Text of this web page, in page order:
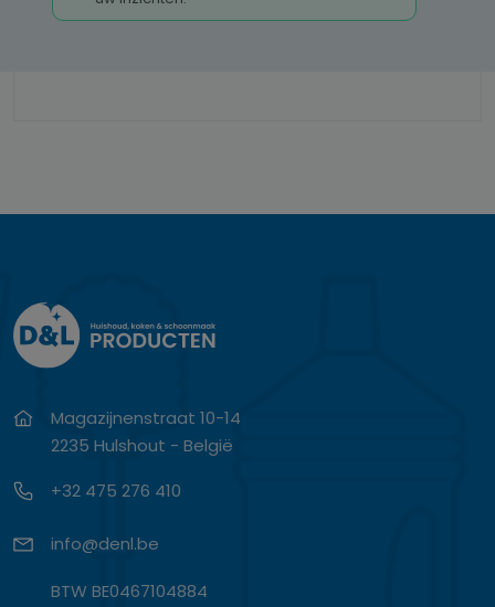
Magazijnenstraat 10-14
2235 Hulshout - België
+32 475 276 410
info@denl.be
BTW BE0467104884